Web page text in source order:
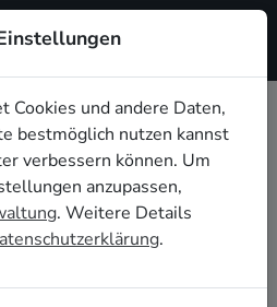
Registrieren
für die
in Oldenburg
Wohnung eingezogen
Erinnerungen formen?
kannst Du Dir sicher
Cookies und andere Daten,
bestmöglich nutzen kannst
verbessern können. Um
anzupassen,
. Weitere Details
.